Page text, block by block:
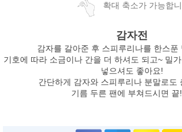
확대 축소가 가능합
감자전
감자를 갈아준 후 스피루리나를 한스푼
기호에 따라 소금이나 간을 더 하셔도 되고~ 밀
넣으셔도 좋아요!
간단하게 감자와 스피루리나 분말로도
기름 두른 팬에 부쳐드시면 끝